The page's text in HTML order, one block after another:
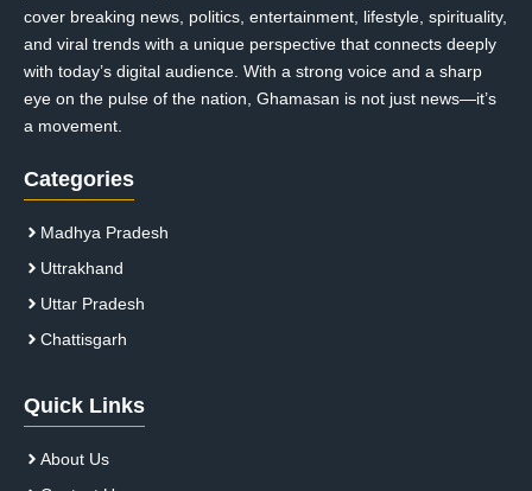
cover breaking news, politics, entertainment, lifestyle, spirituality,
and viral trends with a unique perspective that connects deeply
with today’s digital audience. With a strong voice and a sharp
eye on the pulse of the nation, Ghamasan is not just news—it’s
a movement.
Categories
Madhya Pradesh
Uttrakhand
Uttar Pradesh
Chattisgarh
Quick Links
About Us